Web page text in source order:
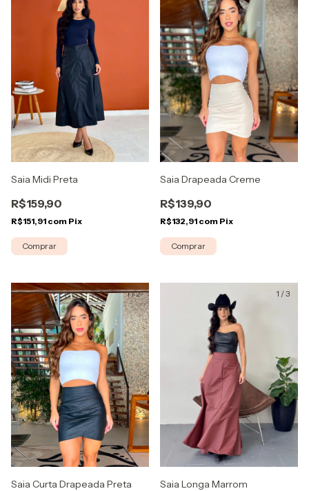
Saia Midi Preta
R$159,90
R$151,91 com Pix
Comprar
Saia Drapeada Creme
R$139,90
R$132,91 com Pix
Comprar
1/2
Saia Curta Drapeada Preta
1 /3
Saia Longa Marrom